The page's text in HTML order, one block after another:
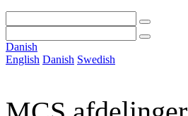
Danish
English Danish Swedish